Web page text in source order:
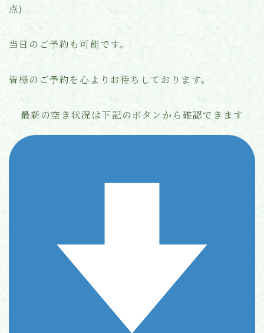
点)
当日のご予約も可能です。
皆様のご予約を心よりお待ちしております。
最新の空き状況は下記のボタンから確認できます